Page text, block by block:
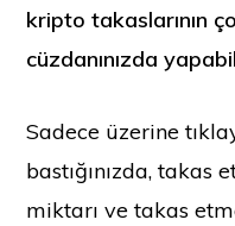
kripto takaslarının
cüzdanınızda
Sadece üzerine
bastığınızda,
miktarı ve takas